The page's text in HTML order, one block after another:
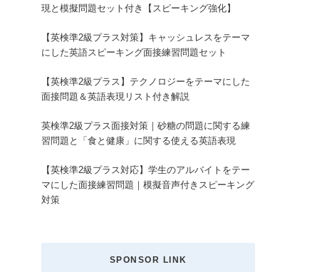
現と模擬問題セット付き【スピーキング強化】
【英検準2級プラス対策】キャッシュレスをテーマ
にした英語スピーキング面接練習問題セット
【英検準2級プラス】テクノロジーをテーマにした
面接問題＆英語表現リスト付き解説
英検準2級プラス面接対策｜砂糖の問題に関する練
習問題と「食と健康」に関する使える英語表現
【英検準2級プラス対応】学生のアルバイトをテー
マにした面接練習問題｜模擬音声付きスピーキング
対策
SPONSOR LINK